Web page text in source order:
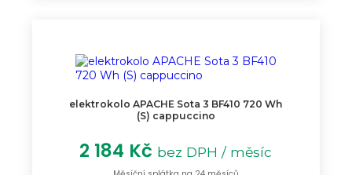
elektrokolo APACHE Sota 3 BF410 720 Wh
(S) cappuccino
2 184 Kč bez DPH / měsíc